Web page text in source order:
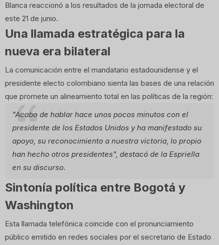
Blanca reaccionó a los resultados de la jornada electoral de
este 21 de junio.
Una llamada estratégica para la
nueva era bilateral
La comunicación entre el mandatario estadounidense y el
presidente electo colombiano sienta las bases de una relación
que promete un alineamiento total en las políticas de la región:
"Acabo de hablar hace unos pocos minutos con el
presidente de los Estados Unidos y ha manifestado su
apoyo, su reconocimiento a nuestra victoria, lo propio
han hecho otros presidentes", destacó de la Espriella
en su discurso.
Sintonía política entre Bogotá y
Washington
Esta llamada telefónica coincide con el pronunciamiento
público emitido en redes sociales por el secretario de Estado